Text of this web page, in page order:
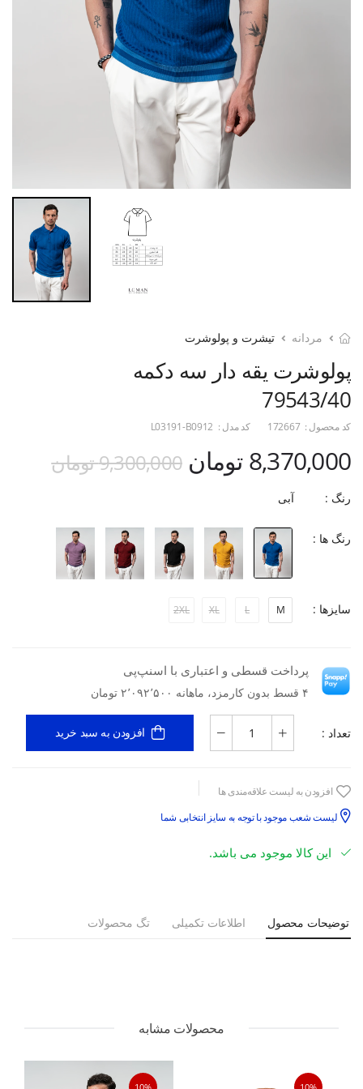
مردانه تیشرت و پولوشرت
پولوشرت یقه دار سه دکمه
79543/40
کد محصول : 172667 کد مدل : L03191-B0912
8,370,000 تومان 9,300,000 تومان
رنگ : آبی
رنگ ها :
سایزها : M
L
XL
2XL
پرداخت قسطی و اعتباری با اسنپ‌پی
۴ قسط بدون کارمزد، ماهانه ۲٬۰۹۲٬۵۰۰ تومان
تعداد : افزودن به سبد خرید
افزودن به لیست علاقه‌مندی ها
لیست شعب موجود با توجه به سایز انتخابی شما
این کالا موجود می باشد.
توضیحات محصول اطلاعات تکمیلی تگ محصولات
محصولات مشابه